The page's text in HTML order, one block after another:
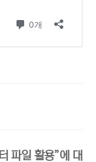
파일 활용”에 대